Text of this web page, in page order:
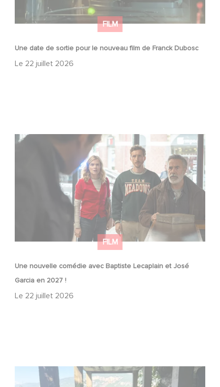
FILM
Une date de sortie pour le nouveau film de Franck Dubosc
Le 22 juillet 2026
FILM
Une nouvelle comédie avec Baptiste Lecaplain et José
Garcia en 2027 !
Le 22 juillet 2026
Une nouvelle comédie avec Baptiste Lecaplain et José
Garcia en 2027 !
Le tournage de la mini-série Le Roman de Marceau Miller
a débuté